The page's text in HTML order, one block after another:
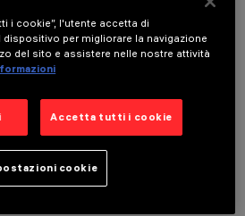
OPZIONALI
05/08/2026
i cookie”, l'utente accetta di
per migliorare la navigazione
del sito e assistere nelle nostre attività
Accetta tutti i cookie
cookie